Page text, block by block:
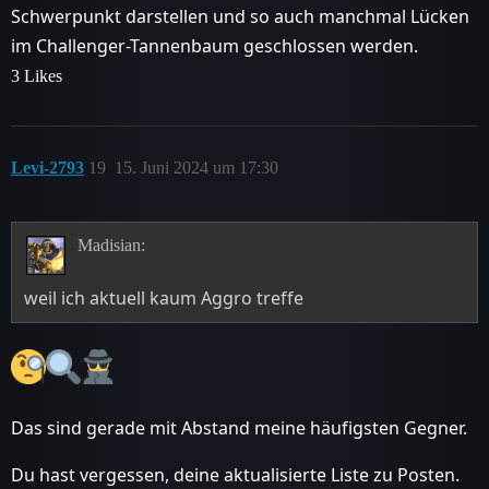
Schwerpunkt darstellen und so auch manchmal Lücken
im Challenger-Tannenbaum geschlossen werden.
3 Likes
Levi-2793 15. Juni 2024 um 17:30
19
Madisian:
weil ich aktuell kaum Aggro treffe
Das sind gerade mit Abstand meine häufigsten Gegner.
Du hast vergessen, deine aktualisierte Liste zu Posten.